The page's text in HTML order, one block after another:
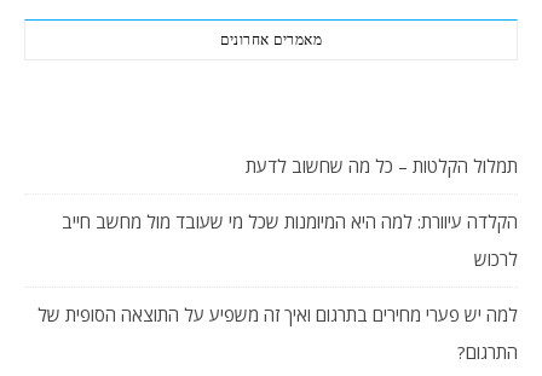
מאמרים אחרונים
תמלול הקלטות – כל מה שחשוב לדעת
הקלדה עיוורת: למה היא המיומנות שכל מי שעובד מול מחשב חייב
לרכוש
למה יש פערי מחירים בתרגום ואיך זה משפיע על התוצאה הסופית של
התרגום?